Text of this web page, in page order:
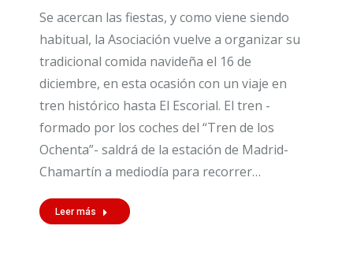
Se acercan las fiestas, y como viene siendo
habitual, la Asociación vuelve a organizar su
tradicional comida navideña el 16 de
diciembre, en esta ocasión con un viaje en
tren histórico hasta El Escorial. El tren -
formado por los coches del “Tren de los
Ochenta”- saldrá de la estación de Madrid-
Chamartín a mediodía para recorrer…
Leer más